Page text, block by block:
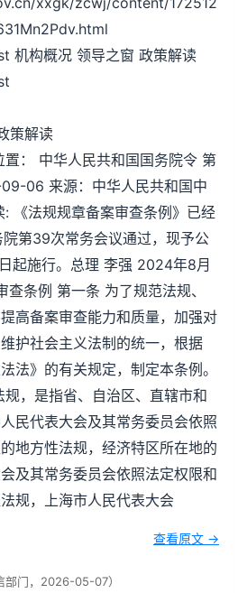
机构概况 领导之窗 政策解读
策解读
： 中华人民共和国国务院令 第
06 来源：中华人民共和国中
《法规规章备案审查条例》已经
第39次常务会议通过，现予公
起施行。总理 李强 2024年8月
条例 第一条 为了规范法规、
高备案审查能力和质量，加强对
护社会主义法制的统一，根据
法》的有关规定，制定本条例。
，是指省、自治区、直辖市和
民代表大会及其常务委员会依照
地方性法规，经济特区所在地的
及其常务委员会依照法定权限和
规，上海市人民代表大会
查看原文 →
部门，2026-05-07）